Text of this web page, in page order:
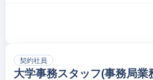
契約社員
大学事務スタッフ(事務局業